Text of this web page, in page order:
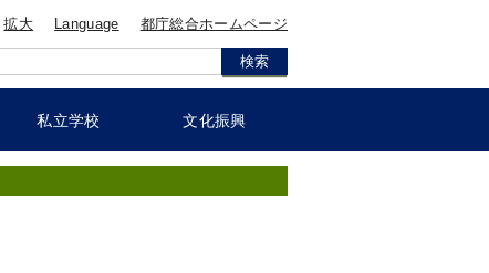
拡大 Language 都庁総合ホームページ
私立学校 文化振興